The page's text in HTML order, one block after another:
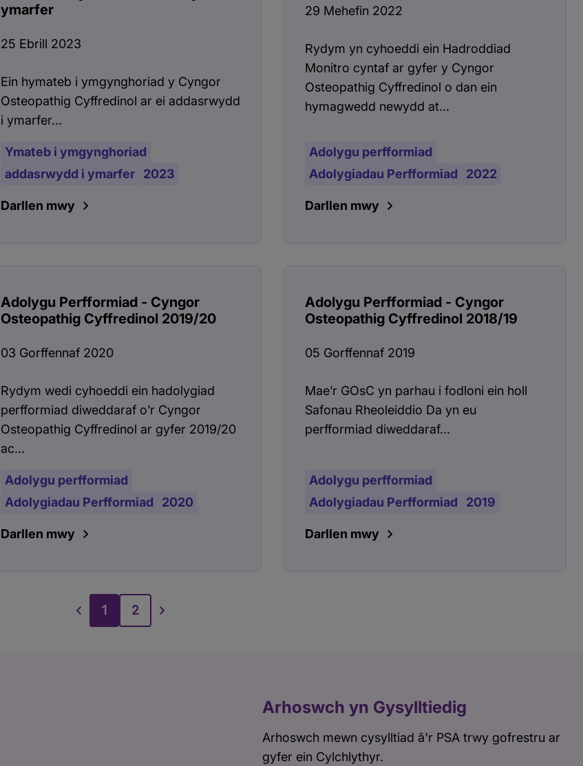
ymarfer
25 Ebrill 2023
Ein hymateb i ymgynghoriad y Cyngor
Osteopathig Cyffredinol ar ei addasrwydd
i ymarfer...
Ymateb i ymgynghoriad
addasrwydd i ymarfer
2023
Darllen mwy
29 Mehefin 2022
Rydym yn cyhoeddi ein Hadroddiad
Monitro cyntaf ar gyfer y Cyngor
Osteopathig Cyffredinol o dan ein
hymagwedd newydd at...
Adolygu perfformiad
Adolygiadau Perfformiad
2022
Darllen mwy
Adolygu Perfformiad - Cyngor
Osteopathig Cyffredinol 2019/20
03 Gorffennaf 2020
Rydym wedi cyhoeddi ein hadolygiad
perfformiad diweddaraf o’r Cyngor
Osteopathig Cyffredinol ar gyfer 2019/20
ac...
Adolygu perfformiad
Adolygiadau Perfformiad
2020
Darllen mwy
Adolygu Perfformiad - Cyngor
Osteopathig Cyffredinol 2018/19
05 Gorffennaf 2019
Mae’r GOsC yn parhau i fodloni ein holl
Safonau Rheoleiddio Da yn eu
perfformiad diweddaraf...
Adolygu perfformiad
Adolygiadau Perfformiad
2019
Darllen mwy
1 2
Arhoswch yn Gysylltiedig
Arhoswch mewn cysylltiad â'r PSA trwy gofrestru ar
gyfer ein Cylchlythyr.